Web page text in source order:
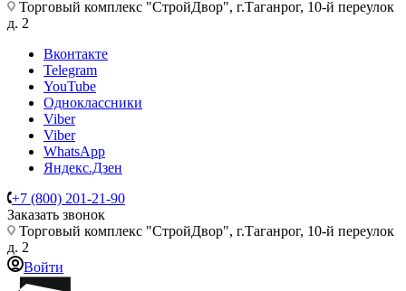
Торговый комплекс "СтройДвор", г.Таганрог, 10-й переулок
д. 2
Вконтакте
Telegram
YouTube
Одноклассники
Viber
Viber
WhatsApp
Яндекс.Дзен
+7 (800) 201-21-90
Заказать звонок
Торговый комплекс "СтройДвор", г.Таганрог, 10-й переулок
д. 2
Войти